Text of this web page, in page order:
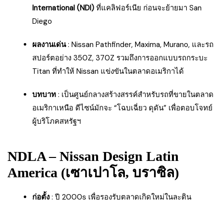
International (NDI) ที่แคลิฟอร์เนีย ก่อนจะย้ายมา San
Diego
ผลงานเด่น: Nissan Pathfinder, Maxima, Murano, และรถ
สปอร์ตอย่าง 350Z, 370Z รวมถึงการออกแบบรถกระบะ
Titan ที่ทำให้ Nissan แข่งขันในตลาดอเมริกาได้
บทบาท : เป็นศูนย์กลางสร้างสรรค์สำหรับรถที่ขายในตลาด
อเมริกาเหนือ ดีไซน์มักจะ “โฉบเฉี่ยว ดุดัน” เพื่อตอบโจทย์
ผู้บริโภคสหรัฐฯ
NDLA – Nissan Design Latin
America (เซาเปาโล, บราซิล)
ก่อตั้ง : ปี 2000s เพื่อรองรับตลาดเกิดใหม่ในละติน